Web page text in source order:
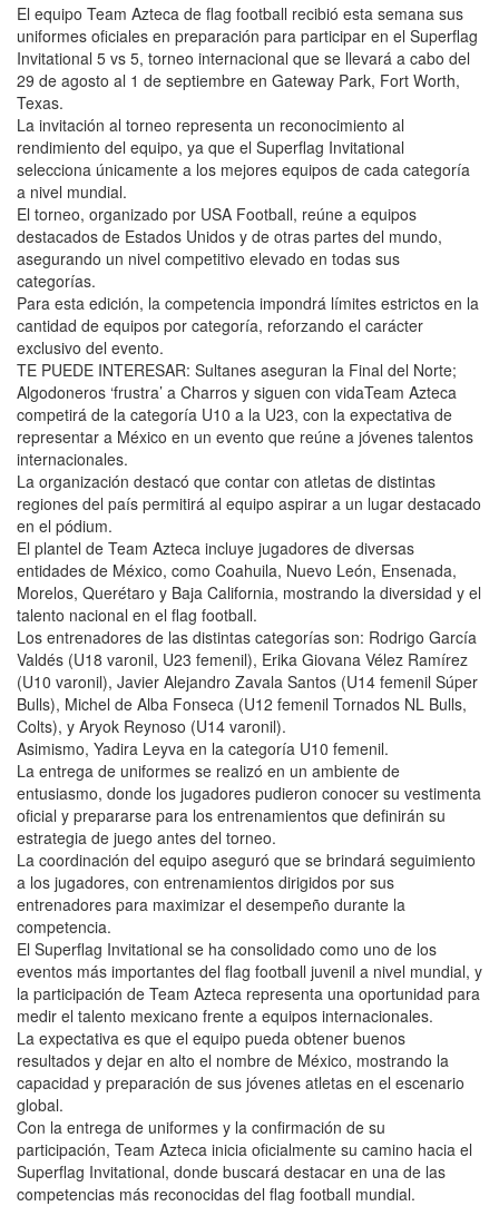
El equipo Team Azteca de flag football recibió esta semana sus
uniformes oficiales en preparación para participar en el Superflag
Invitational 5 vs 5, torneo internacional que se llevará a cabo del
29 de agosto al 1 de septiembre en Gateway Park, Fort Worth,
Texas.
La invitación al torneo representa un reconocimiento al
rendimiento del equipo, ya que el Superflag Invitational
selecciona únicamente a los mejores equipos de cada categoría
a nivel mundial.
El torneo, organizado por USA Football, reúne a equipos
destacados de Estados Unidos y de otras partes del mundo,
asegurando un nivel competitivo elevado en todas sus
categorías.
Para esta edición, la competencia impondrá límites estrictos en la
cantidad de equipos por categoría, reforzando el carácter
exclusivo del evento.
TE PUEDE INTERESAR: Sultanes aseguran la Final del Norte;
Algodoneros ‘frustra’ a Charros y siguen con vidaTeam Azteca
competirá de la categoría U10 a la U23, con la expectativa de
representar a México en un evento que reúne a jóvenes talentos
internacionales.
La organización destacó que contar con atletas de distintas
regiones del país permitirá al equipo aspirar a un lugar destacado
en el pódium.
El plantel de Team Azteca incluye jugadores de diversas
entidades de México, como Coahuila, Nuevo León, Ensenada,
Morelos, Querétaro y Baja California, mostrando la diversidad y el
talento nacional en el flag football.
Los entrenadores de las distintas categorías son: Rodrigo García
Valdés (U18 varonil, U23 femenil), Erika Giovana Vélez Ramírez
(U10 varonil), Javier Alejandro Zavala Santos (U14 femenil Súper
Bulls), Michel de Alba Fonseca (U12 femenil Tornados NL Bulls,
Colts), y Aryok Reynoso (U14 varonil).
Asimismo, Yadira Leyva en la categoría U10 femenil.
La entrega de uniformes se realizó en un ambiente de
entusiasmo, donde los jugadores pudieron conocer su vestimenta
oficial y prepararse para los entrenamientos que definirán su
estrategia de juego antes del torneo.
La coordinación del equipo aseguró que se brindará seguimiento
a los jugadores, con entrenamientos dirigidos por sus
entrenadores para maximizar el desempeño durante la
competencia.
El Superflag Invitational se ha consolidado como uno de los
eventos más importantes del flag football juvenil a nivel mundial, y
la participación de Team Azteca representa una oportunidad para
medir el talento mexicano frente a equipos internacionales.
La expectativa es que el equipo pueda obtener buenos
resultados y dejar en alto el nombre de México, mostrando la
capacidad y preparación de sus jóvenes atletas en el escenario
global.
Con la entrega de uniformes y la confirmación de su
participación, Team Azteca inicia oficialmente su camino hacia el
Superflag Invitational, donde buscará destacar en una de las
competencias más reconocidas del flag football mundial.